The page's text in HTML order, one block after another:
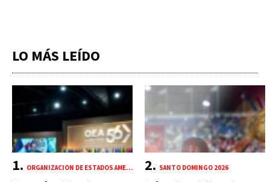
LO MÁS LEÍDO
ORGANIZACIÓN DE ESTADOS AMERICANOS (OEA) SANTO DOMINGO 2026